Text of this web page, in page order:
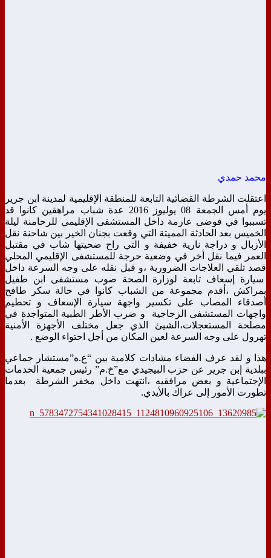
محمد حمدي
اعتقلت الشرطة القضائية التابعة للمنطقة الإقليمية لمدينة ابن جرير
يوم أمس الجمعة 08 يوليوز 2016
عدة شباب مراهقين كانوا قد
تسببوا في فوضى عارمة داخل المستشفى الإقليمي للرحامنة ليلة
الخميس بعد الحادثة المميتة التي وقعت بجنان الخير بين شاحنة نقل
الأزبال و دراجة نارية خفيفة و التي راح ضحيتها شاب في مقتبل
العمر فيما نقل أخر في وضعية حرجة للمستشفى الإقليمي المحلي
قصد تلقي العلاجات الضرورية ،و قبل نقله على وجه السرعة داخل
سيارة إسعاف تابعة لوزارة الصحة صوب مستشفى ابن طفيل
بمراكش ،أقدم مجموعة من الشباب كانوا في حالة سكر طافح
أصدقاء المصاب على تكسير واجهة سيارة الإسعاف و تحطيم
واجهات المستشفى الزجاجية و ضرب الأطر الطبية المتواجدة في
مصلحة المستعجلات،الشيئ الذي جعل مختلف الأجهزة الأمنية
تهرول على وجه السرعة لعين المكان من أجل احتواء الوضع .
هذا و لقد عرف الفضاء مشادات كلامية بين “ع.ه”مستشار جماعي
ببلدية إبن جرير عن حزب البيجيدي مع”خ.م” رئيس جمعية الخدمات
الإجتماعية و بعض مرافقيه ،انتهت داخل مخفر الشرطة بعدما
تطورت الأمور إلى عراك بالأيدي.